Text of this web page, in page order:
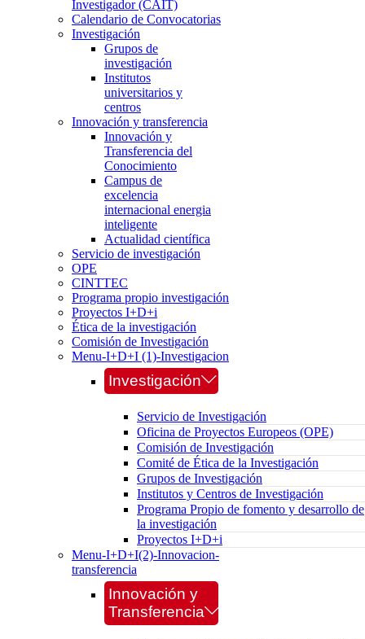
Investigador (CAIT)
Calendario de Convocatorias
Investigación
Grupos de
investigación
Institutos
universitarios y
centros
Innovación y transferencia
Innovación y
Transferencia del
Conocimiento
Campus de
excelencia
internacional energia
inteligente
Actualidad científica
Servicio de investigación
OPE
CINTTEC
Programa propio investigación
Proyectos I+D+i
Ética de la investigación
Comisión de Investigación
Menu-I+D+I (1)-Investigacion
Investigación
Servicio de Investigación
Oficina de Proyectos Europeos (OPE)
Comisión de Investigación
Comité de Ética de la Investigación
Grupos de Investigación
Institutos y Centros de Investigación
Programa Propio de fomento y desarrollo de
la investigación
Proyectos I+D+i
Menu-I+D+I(2)-Innovacion-
transferencia
Innovación y
Transferencia